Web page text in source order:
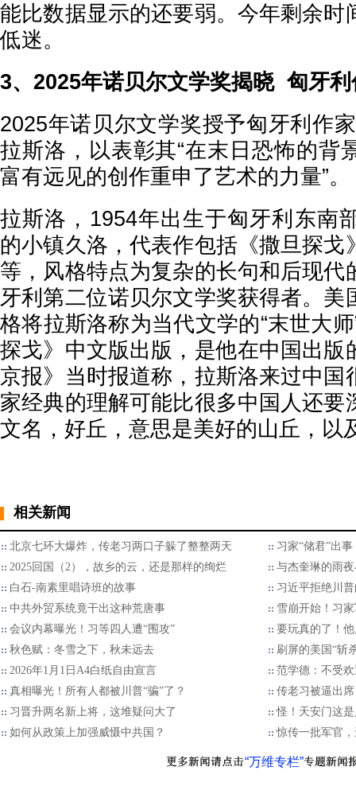
能比数据显示的还要弱。今年剩余时
低迷。
3、2025年诺贝尔文学奖揭晓 匈牙
2025年诺贝尔文学奖授予匈牙利作
拉斯洛，以表彰其“在末日恐怖的背
富有远见的创作重申了艺术的力量”。
拉斯洛，1954年出生于匈牙利东南
的小镇久洛，代表作包括《撒旦探戈
等，风格特点为复杂的长句和后现代
牙利第二位诺贝尔文学奖获得者。美
格将拉斯洛称为当代文学的“末世大
探戈》中文版出版，是他在中国出版
京报》当时报道称，拉斯洛来过中国
家经典的理解可能比很多中国人还要
文名，好丘，意思是美好的山丘，以
相关新闻
北京七环大爆炸，传老习两口子躲了整整两天
习家“储君”出
2025回国（2），故乡的云，还是那样的绚烂
与杰奎琳的雨
白石-南素里唱诗班的故事
习近平拒绝川普
中共外贸系统竟干出这种荒唐事
雪崩开始！习
会议内幕曝光！习等四人遭“围攻”
要玩真的了！
秋色赋：冬雪之下，秋未远去
刷屏的美国“斩
2026年1月1日A4白纸自由宣言
范学德：不受
真相曝光！所有人都被川普“骗”了？
传老习被逼出
习晋升两名新上将，这堆疑问大了
怪！天安门这
如何从政策上加强威慑中共国？
惊传一批军官
“万维专栏”